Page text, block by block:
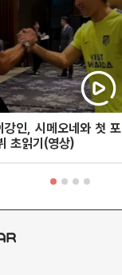
인, 시메오네와 첫 포
초읽기(영상)